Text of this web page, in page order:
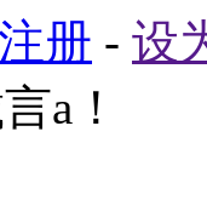
册 - 设
a！